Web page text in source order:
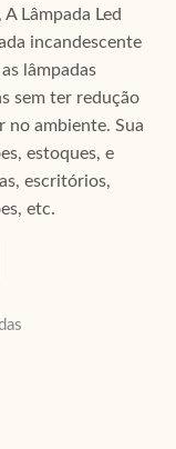
Lâmpada Led
incandescente
lâmpadas
sem ter redução
no ambiente. Sua
estoques, e
escritórios,
etc.